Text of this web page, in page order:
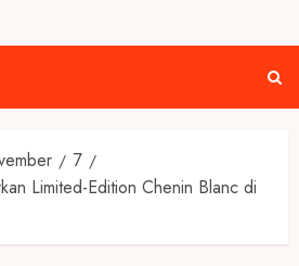
7
Limited-Edition Chenin Blanc di